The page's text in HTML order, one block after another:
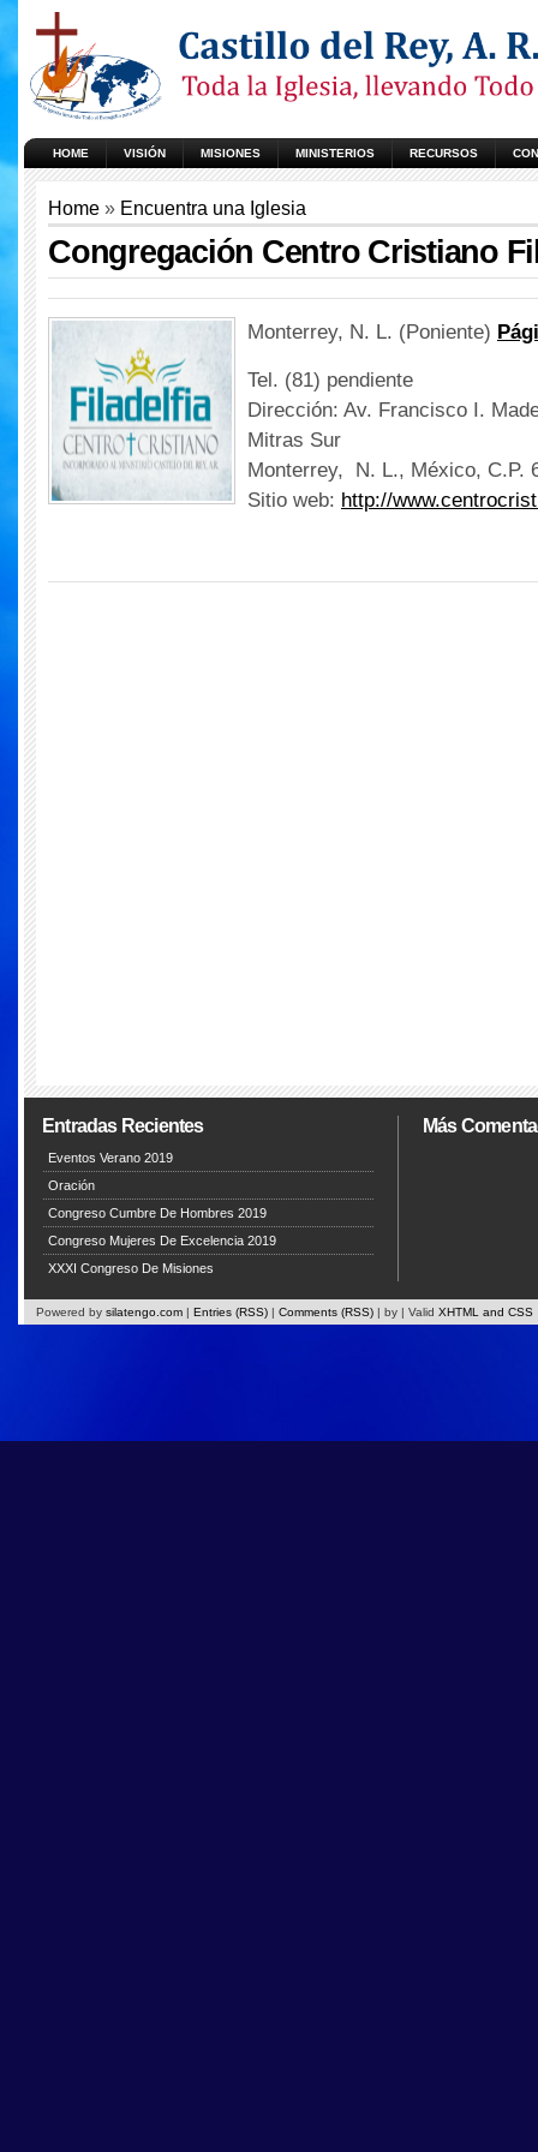
HOME VISIÓN MISIONES MINISTERIOS RECURSOS
Home » Encuentra una Iglesia
Congregación Centro Cristiano
Monterrey, N. L. (Poniente)
Tel. (81) pendiente
Dirección: Av. Francisco I.
Mitras Sur
Monterrey, N. L., México, C.P.
Sitio web: http://
Entradas Recientes
Eventos Verano 2019
Oración
Congreso Cumbre De Hombres 2019
Congreso Mujeres De Excelencia 2019
XXXI Congreso De Misiones
Más
Powered by silatengo.com | Entries (RSS) | Comments (RSS) | by | Valid XHTML and CSS